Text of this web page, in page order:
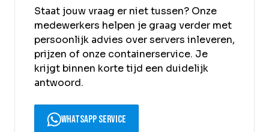
Staat jouw vraag er niet tussen? Onze
medewerkers helpen je graag verder met
persoonlijk advies over servers inleveren,
prijzen of onze containerservice. Je
krijgt binnen korte tijd een duidelijk
antwoord.
WhatsApp service